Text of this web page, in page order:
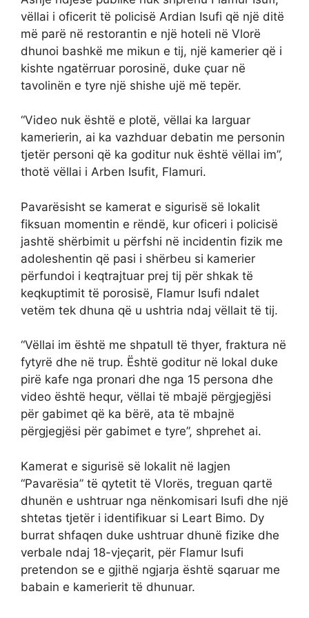
vëllai i oficerit të policisë Ardian Isufi që një ditë
më parë në restorantin e një hoteli në Vlorë
dhunoi bashkë me mikun e tij, një kamerier që i
kishte ngatërruar porosinë, duke çuar në
tavolinën e tyre një shishe ujë më tepër.
“Video nuk është e plotë, vëllai ka larguar
kamerierin, ai ka vazhduar debatin me personin
tjetër personi që ka goditur nuk është vëllai im”,
thotë vëllai i Arben Isufit, Flamuri.
Pavarësisht se kamerat e sigurisë së lokalit
fiksuan momentin e rëndë, kur oficeri i policisë
jashtë shërbimit u përfshi në incidentin fizik me
adoleshentin që pasi i shërbeu si kamerier
përfundoi i keqtrajtuar prej tij për shkak të
keqkuptimit të porosisë, Flamur Isufi ndalet
vetëm tek dhuna që u ushtria ndaj vëllait të tij.
“Vëllai im është me shpatull të thyer, fraktura në
fytyrë dhe në trup. Është goditur në lokal duke
pirë kafe nga pronari dhe nga 15 persona dhe
video është hequr, vëllai të mbajë përgjegjësi
për gabimet që ka bërë, ata të mbajnë
përgjegjësi për gabimet e tyre”, shprehet ai.
Kamerat e sigurisë së lokalit në lagjen
“Pavarësia” të qytetit të Vlorës, treguan qartë
dhunën e ushtruar nga nënkomisari Isufi dhe një
shtetas tjetër i identifikuar si Leart Bimo. Dy
burrat shfaqen duke ushtruar dhunë fizike dhe
verbale ndaj 18-vjeçarit, për Flamur Isufi
pretendon se e gjithë ngjarja është sqaruar me
babain e kamerierit të dhunuar.